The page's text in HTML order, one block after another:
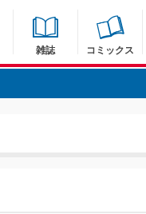
雑誌 コミックス